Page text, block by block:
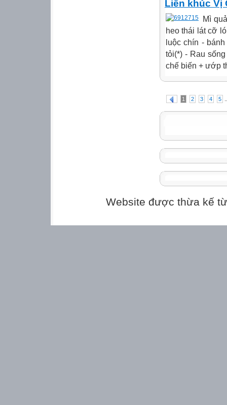
Liên khúc Vị
Mì
heo thái lát cỡ
luộc chín -
tỏi(*) - Rau
chế biến + ướp
1 2 3 4 5
Website được thừa kế